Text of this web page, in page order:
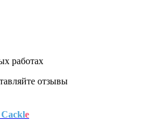
работах
отзывы
Cackle